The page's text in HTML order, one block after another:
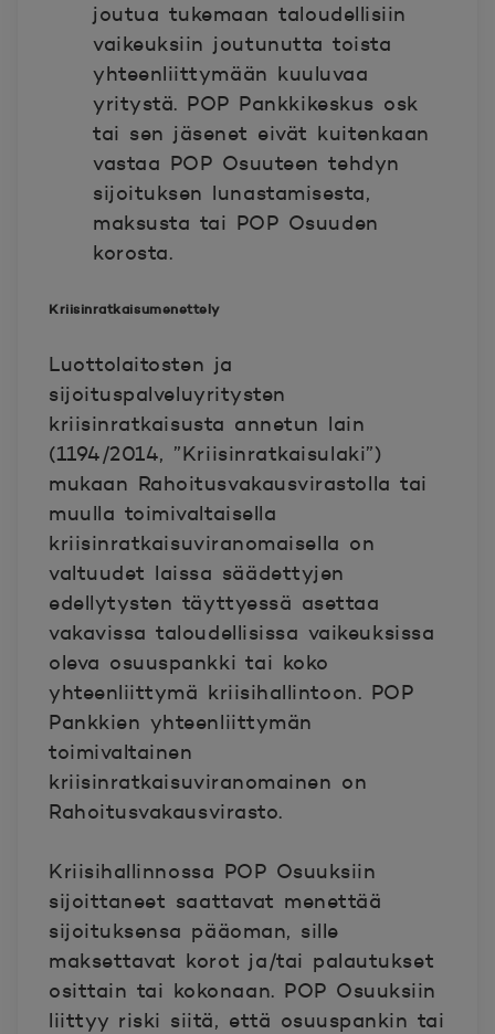
joutua tukemaan taloudellisiin
vaikeuksiin joutunutta toista
yhteenliittymään kuuluvaa
yritystä. POP Pankkikeskus osk
tai sen jäsenet eivät kuitenkaan
vastaa POP Osuuteen tehdyn
sijoituksen lunastamisesta,
maksusta tai POP Osuuden
korosta.
Kriisinratkaisumenettely
Luottolaitosten ja
sijoituspalveluyritysten
kriisinratkaisusta annetun lain
(1194/2014, ”Kriisinratkaisulaki”)
mukaan Rahoitusvakausvirastolla tai
muulla toimivaltaisella
kriisinratkaisuviranomaisella on
valtuudet laissa säädettyjen
edellytysten täyttyessä asettaa
vakavissa taloudellisissa vaikeuksissa
oleva osuuspankki tai koko
yhteenliittymä kriisihallintoon. POP
Pankkien yhteenliittymän
toimivaltainen
kriisinratkaisuviranomainen on
Rahoitusvakausvirasto.
Kriisihallinnossa POP Osuuksiin
sijoittaneet saattavat menettää
sijoituksensa pääoman, sille
maksettavat korot ja/tai palautukset
osittain tai kokonaan. POP Osuuksiin
liittyy riski siitä, että osuuspankin tai